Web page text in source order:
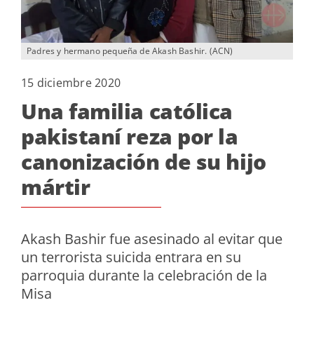
Padres y hermano pequeña de Akash Bashir. (ACN)
15 diciembre 2020
Una familia católica
pakistaní reza por la
canonización de su hijo
mártir
Akash Bashir fue asesinado al evitar que
un terrorista suicida entrara en su
parroquia durante la celebración de la
Misa